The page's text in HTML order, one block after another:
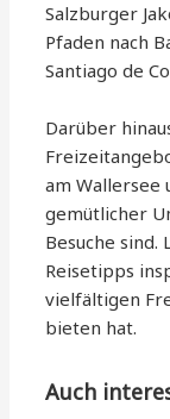
Salzburger
Pfaden nach
Santiago de
Darüber
am Wallersee
gemütlicher
Besuche sind.
Reisetipps
vielfältigen
bieten hat.
Auch